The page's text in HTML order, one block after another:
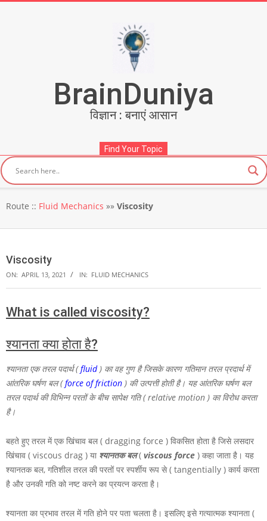
BrainDuniya
विज्ञान : बनाएं आसान
Find Your Topic
Navigation
Route :: Fluid Mechanics »» Viscosity
Viscosity
ON: APRIL 13, 2021 IN: FLUID MECHANICS
What is called viscosity?
श्यानता क्या होता है?
श्यानता एक तरल पदार्थ (fluid) का वह गुण है जिसके कारण गतिमान तरल प्रदार्थ में
आंतरिक घर्षण बल (force of friction ) की उत्पत्ती होती है। यह आंतरिक घर्षण बल
तरल पदार्थ की विभिन्न परतों के बीच सापेक्ष गति ( relative motion ) का विरोध करता
है।
बहते हुए तरल में एक खिंचाव बल ( dragging force ) विकसित होता है जिसे लसदार
खिंचाव ( viscous drag ) या श्यानतकबल( viscous force ) कहा जाता है। यह
श्यानतक बल, गतिशील तरल की परतों पर स्पर्शीय रूप से ( tangentially ) कार्य करता
है और उनकी गति को नष्ट करने का प्रयत्न करता है।
श्यानता का प्रभाव तरल में गति होने पर पता चलता है। इसलिए इसे गत्यात्मक श्यानता (